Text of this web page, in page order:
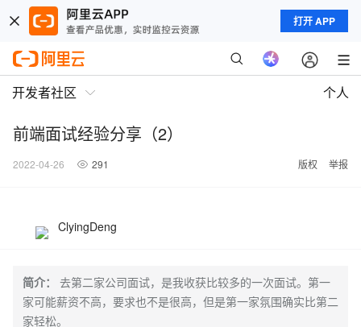
打开 APP
开发者社区 个人
前端面试经验分享（2）
2022-04-26 291 版权 举报
ClyingDeng
简介：
去第二家公司面试，是我收获比较多的一次面试。第一
家可能薪资不高，要求也不是很高，但是第一家氛围确实比第二
家轻松。